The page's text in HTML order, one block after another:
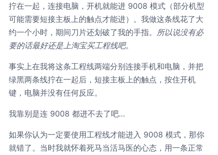
拧在一起，连接电脑，开机就能进 9008 模式（部分机型
可能需要短接主板上的触点才能进）。我做这条线花了大
约一个小时，期间刀片还划破了我的手指。
所以说没有必
要的话最好还是上淘宝买工程线吧。
事实上在我将这条工程线两端分别连接手机和电脑，并把
绿黑两条线拧在一起后，短接主板上的触点，按住开机
键，电脑并没有任何反应。
我靠别是连 9008 都进不去了吧…
如果你认为一定要使用工程线才能进入 9008 模式，那你
就错了。当时我就怀着死马当活马医的心态，用一条正常